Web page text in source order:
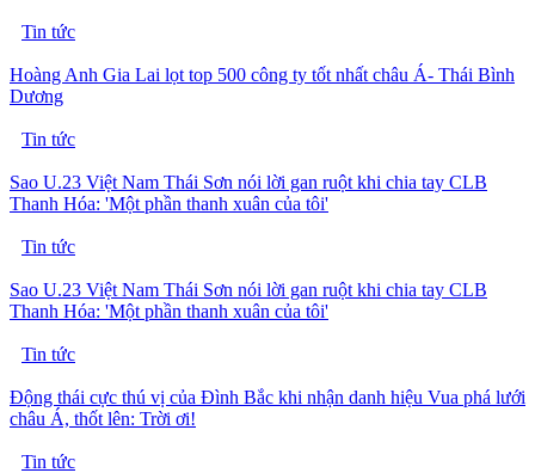
Tin tức
Hoàng Anh Gia Lai lọt top 500 công ty tốt nhất châu Á- Thái Bình
Dương
Tin tức
Sao U.23 Việt Nam Thái Sơn nói lời gan ruột khi chia tay CLB
Thanh Hóa: 'Một phần thanh xuân của tôi'
Tin tức
Sao U.23 Việt Nam Thái Sơn nói lời gan ruột khi chia tay CLB
Thanh Hóa: 'Một phần thanh xuân của tôi'
Tin tức
Động thái cực thú vị của Đình Bắc khi nhận danh hiệu Vua phá lưới
châu Á, thốt lên: Trời ơi!
Tin tức